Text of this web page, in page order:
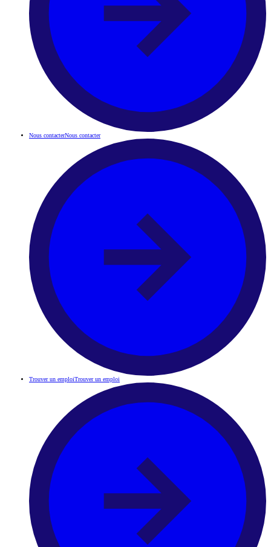
Nous contacterNous contacter
Trouver un emploiTrouver un emploi